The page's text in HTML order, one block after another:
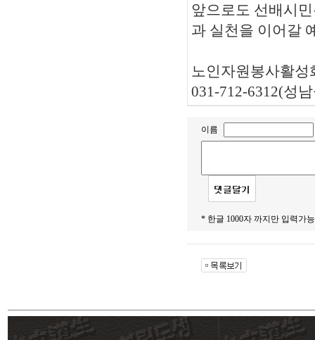
앞으로도 선배시
과 실천을 이어갈
노인자원봉사활
031-712-6312(성
이름
* 한글 1000자 까지만 입력가